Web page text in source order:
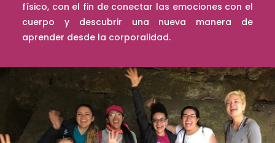
físico, con el fin de conectar las emociones con el
cuerpo y descubrir una nueva manera de
aprender desde la corporalidad.